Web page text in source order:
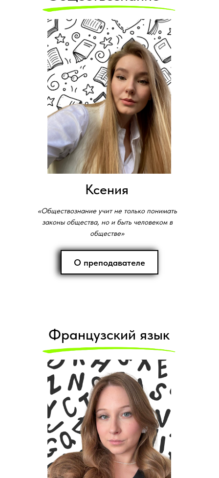
«Обществознание учит не только понимать
законы общества, но и быть человеком в
обществе»
Ксения
О преподавателе
Французский язык